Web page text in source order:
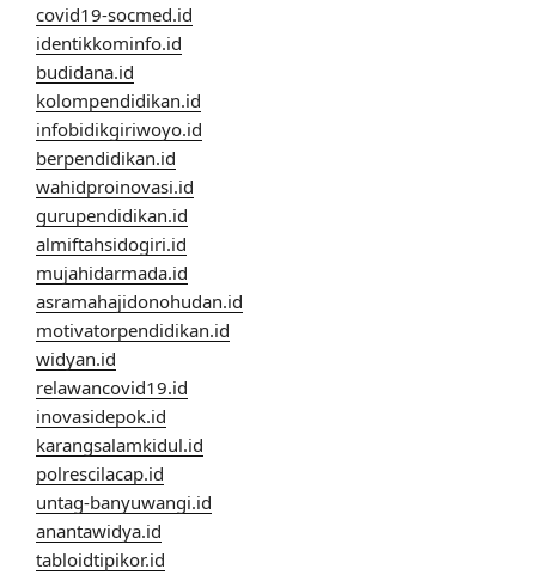
covid19-socmed.id
identikkominfo.id
budidana.id
kolompendidikan.id
infobidikgiriwoyo.id
berpendidikan.id
wahidproinovasi.id
gurupendidikan.id
almiftahsidogiri.id
mujahidarmada.id
asramahajidonohudan.id
motivatorpendidikan.id
widyan.id
relawancovid19.id
inovasidepok.id
karangsalamkidul.id
polrescilacap.id
untag-banyuwangi.id
anantawidya.id
tabloidtipikor.id